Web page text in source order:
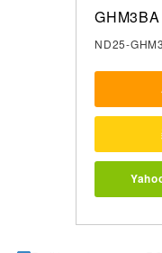
GHM3BA
ND25-